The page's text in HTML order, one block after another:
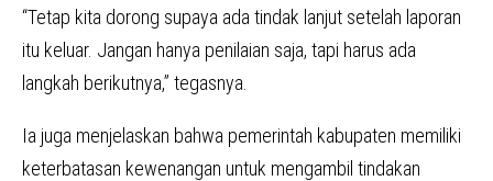
“Tetap kita dorong supaya ada tindak lanjut setelah laporan
itu keluar. Jangan hanya penilaian saja, tapi harus ada
langkah berikutnya,” tegasnya.
Ia juga menjelaskan bahwa pemerintah kabupaten memiliki
keterbatasan kewenangan untuk mengambil tindakan